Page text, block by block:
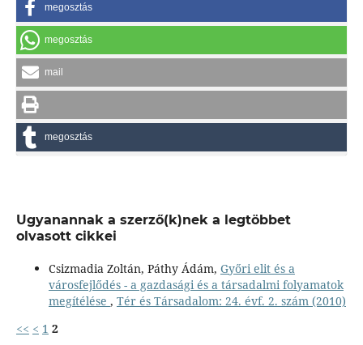
megosztás
megosztás
mail
megosztás
Ugyanannak a szerző(k)nek a legtöbbet
olvasott cikkei
Csizmadia Zoltán, Páthy Ádám, Győri elit és a
városfejlődés - a gazdasági és a társadalmi folyamatok
megítélése , Tér és Társadalom: 24. évf. 2. szám (2010)
<< < 1 2